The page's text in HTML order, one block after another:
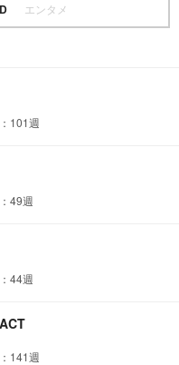
エンタメ
101週
49週
44週
141週